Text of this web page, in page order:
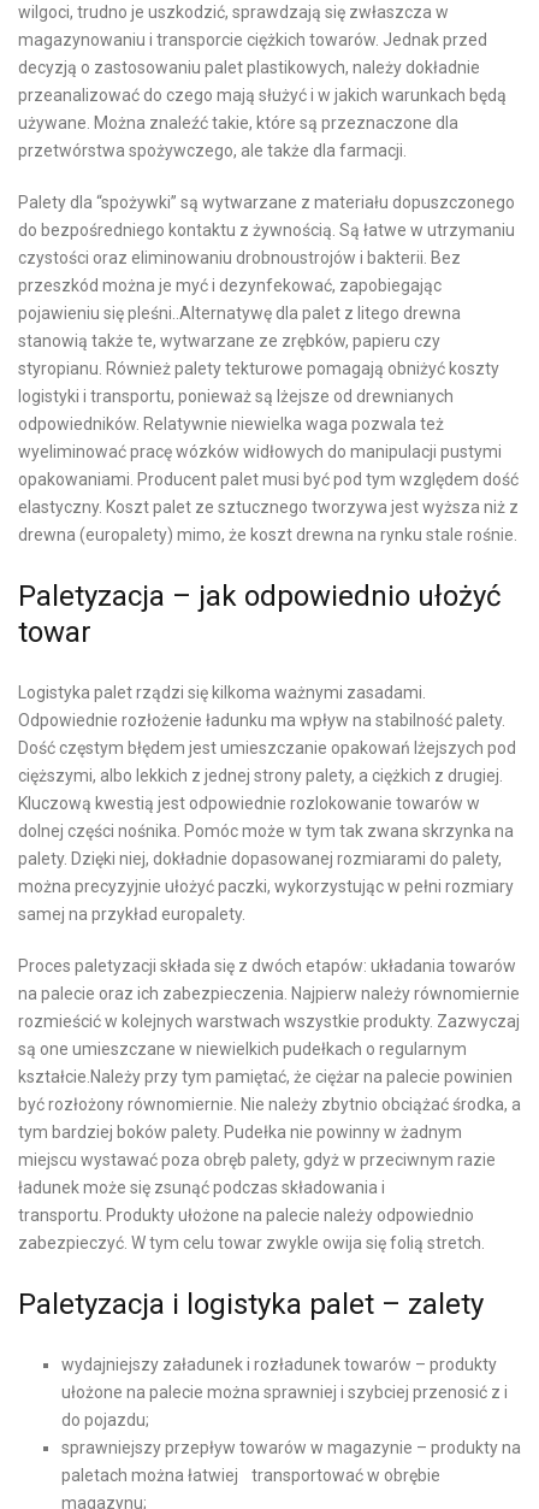
wilgoci, trudno je uszkodzić, sprawdzają się zwłaszcza w
magazynowaniu i transporcie ciężkich towarów. Jednak przed
decyzją o zastosowaniu palet plastikowych, należy dokładnie
przeanalizować do czego mają służyć i w jakich warunkach będą
używane. Można znaleźć takie, które są przeznaczone dla
przetwórstwa spożywczego, ale także dla farmacji.
Palety dla “spożywki” są wytwarzane z materiału dopuszczonego
do bezpośredniego kontaktu z żywnością. Są łatwe w utrzymaniu
czystości oraz eliminowaniu drobnoustrojów i bakterii. Bez
przeszkód można je myć i dezynfekować, zapobiegając
pojawieniu się pleśni..Alternatywę dla palet z litego drewna
stanowią także te, wytwarzane ze zrębków, papieru czy
styropianu. Również palety tekturowe pomagają obniżyć koszty
logistyki i transportu, ponieważ są lżejsze od drewnianych
odpowiedników. Relatywnie niewielka waga pozwala też
wyeliminować pracę wózków widłowych do manipulacji pustymi
opakowaniami. Producent palet musi być pod tym względem dość
elastyczny. Koszt palet ze sztucznego tworzywa jest wyższa niż z
drewna (europalety) mimo, że koszt drewna na rynku stale rośnie.
Paletyzacja – jak odpowiednio ułożyć
towar
Logistyka palet rządzi się kilkoma ważnymi zasadami.
Odpowiednie rozłożenie ładunku ma wpływ na stabilność palety.
Dość częstym błędem jest umieszczanie opakowań lżejszych pod
cięższymi, albo lekkich z jednej strony palety, a ciężkich z drugiej.
Kluczową kwestią jest odpowiednie rozlokowanie towarów w
dolnej części nośnika. Pomóc może w tym tak zwana skrzynka na
palety. Dzięki niej, dokładnie dopasowanej rozmiarami do palety,
można precyzyjnie ułożyć paczki, wykorzystując w pełni rozmiary
samej na przykład europalety.
Proces paletyzacji składa się z dwóch etapów: układania towarów
na palecie oraz ich zabezpieczenia. Najpierw należy równomiernie
rozmieścić w kolejnych warstwach wszystkie produkty. Zazwyczaj
są one umieszczane w niewielkich pudełkach o regularnym
kształcie.Należy przy tym pamiętać, że ciężar na palecie powinien
być rozłożony równomiernie. Nie należy zbytnio obciążać środka, a
tym bardziej boków palety. Pudełka nie powinny w żadnym
miejscu wystawać poza obręb palety, gdyż w przeciwnym razie
ładunek może się zsunąć podczas składowania i
transportu. Produkty ułożone na palecie należy odpowiednio
zabezpieczyć. W tym celu towar zwykle owija się folią stretch.
Paletyzacja i logistyka palet – zalety
wydajniejszy załadunek i rozładunek towarów – produkty
ułożone na palecie można sprawniej i szybciej przenosić z i
do pojazdu;
sprawniejszy przepływ towarów w magazynie – produkty na
paletach można łatwiej transportować w obrębie
magazynu;